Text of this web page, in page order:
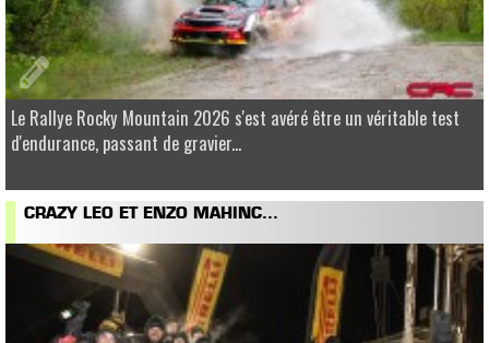
Le Rallye Rocky Mountain 2026 s'est avéré être un véritable test
d'endurance, passant de gravier...
CRAZY LEO ET ENZO MAHINC...